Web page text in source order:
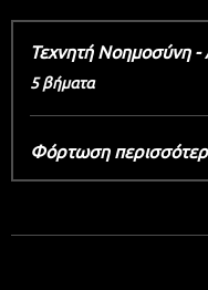
Τεχνητή Νοημοσύνη -
.
5 βήματα
Φόρτωση